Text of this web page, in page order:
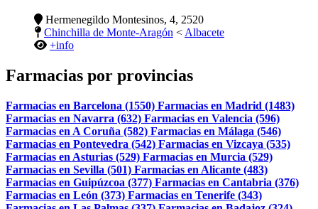
Hermenegildo Montesinos, 4, 2520
Chinchilla de Monte-Aragón < Albacete
+info
Farmacias por provincias
Farmacias en Barcelona (1550) Farmacias en Madrid (1483)
Farmacias en Navarra (632) Farmacias en Valencia (596)
Farmacias en A Coruña (582) Farmacias en Málaga (546)
Farmacias en Pontevedra (542) Farmacias en Vizcaya (535)
Farmacias en Asturias (529) Farmacias en Murcia (529)
Farmacias en Sevilla (501) Farmacias en Alicante (483)
Farmacias en Guipúzcoa (377) Farmacias en Cantabria (376)
Farmacias en León (373) Farmacias en Tenerife (343)